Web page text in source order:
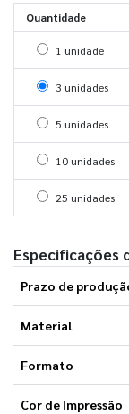
Quantidade
Selecionar 1
1 unidade
Selecionar 3
3 unidades
Selecionar 5
5 unidades
Selecionar 10
10 unidades
Selecionar 25
25 unidades
Especificações
Prazo de
Material
Formato
Cor de Impressão